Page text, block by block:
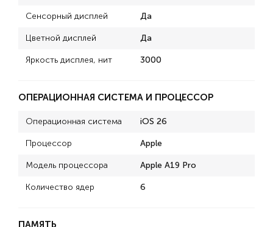
Сенсорный дисплей Да
Цветной дисплей Да
Яркость дисплея, нит 3000
ОПЕРАЦИОННАЯ СИСТЕМА И ПРОЦЕССОР
Операционная система iOS 26
Процессор Apple
Модель процессора Apple A19 Pro
Количество ядер 6
ПАМЯТЬ